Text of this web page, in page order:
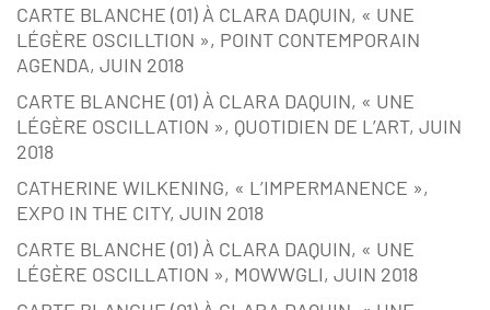
CARTE BLANCHE (01) À CLARA DAQUIN, « UNE
LÉGÈRE OSCILLTION », POINT CONTEMPORAIN
AGENDA, JUIN 2018
CARTE BLANCHE (01) À CLARA DAQUIN, « UNE
LÉGÈRE OSCILLATION », QUOTIDIEN DE L’ART, JUIN
2018
CATHERINE WILKENING, « L’IMPERMANENCE »,
EXPO IN THE CITY, JUIN 2018
CARTE BLANCHE (01) À CLARA DAQUIN, « UNE
LÉGÈRE OSCILLATION », MOWWGLI, JUIN 2018